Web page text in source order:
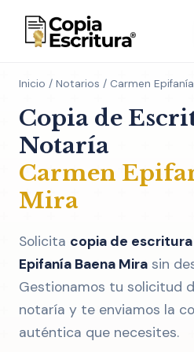
Inicio / Notarios / Carmen
Copia de
Notaría
Carmen
Mira
Solicita copia de
Epifanía Baena Mira sin
Gestionamos tu solicitud
notaría y te enviamos la
auténtica que necesites.